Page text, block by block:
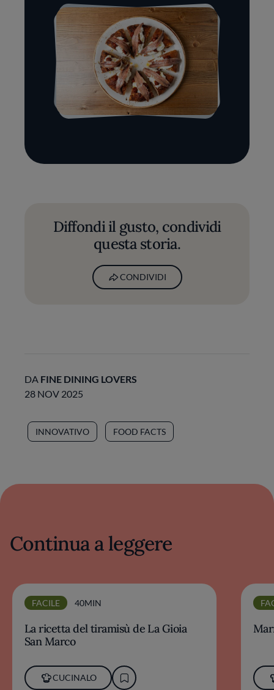
Diffondi il gusto, condividi
questa storia.
CONDIVIDI
DA FINE DINING LOVERS
28 NOV 2025
INNOVATIVO FOOD FACTS
Continua a leggere
FACILE 40MIN
La ricetta del tiramisù de La Gioia
San Marco
CUCINALO